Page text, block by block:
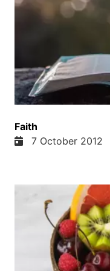
بعد تا عبدالعباد
کاهنان خدای ما
بعد تا عبدالعباد
تخت نشین و بعد تا
بخشیدن بخشیدن
بخشیدن بخشیدن
بخشیدن بخشیدن
بخشیدن بخشیدن به
به جمال به ژا به
به ژال به جمال به
به ژال به ژال به
ژال به ژال به ژال
به ژال به Like به ژال به ژال به ژال به ژال به ژال به
combine به ژال به ژال به ژال به ژال به ژال به ژال به
Faith
7 October 2012